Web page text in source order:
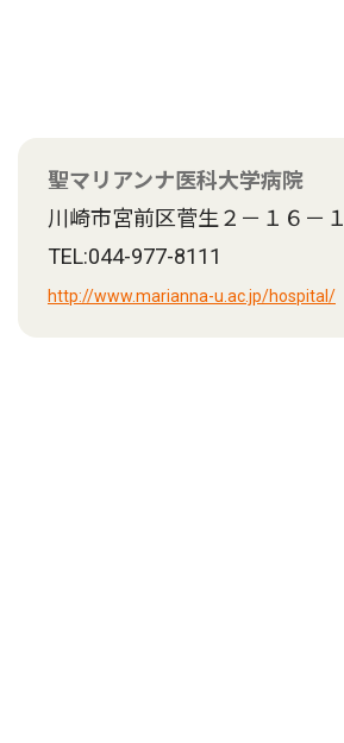
聖マリアンナ医科大学病院
川崎市宮前区菅生２－１６－１
TEL:044-977-8111
http://www.marianna-u.ac.jp/hospital/